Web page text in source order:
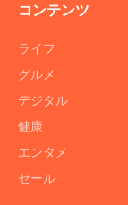
コンテンツ
ライフ
グルメ
デジタル
健康
エンタメ
セール